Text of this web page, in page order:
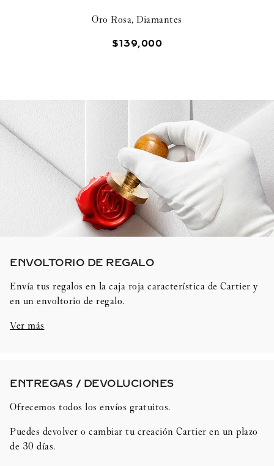
Oro Rosa, Diamantes
$139,000
ENVOLTORIO DE REGALO​
Envía tus regalos en la caja roja característica de Cartier y
en un envoltorio de regalo.
Ver más
ENTREGAS / DEVOLUCIONES​
Ofrecemos todos los envíos gratuitos.
Puedes devolver o cambiar tu creación Cartier en un plazo
de 30 días.​